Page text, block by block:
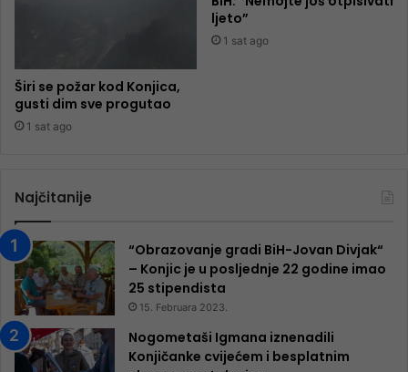
Širi se požar kod Konjica,
gusti dim sve progutao
1 sat ago
ljeto”
1 sat ago
Najčitanije
“Obrazovanje gradi BiH-Jovan Divjak“
– Konjic je u posljednje 22 godine imao
25 ​​stipendista
15. Februara 2023.
Nogometaši Igmana iznenadili
Konjičanke cvijećem i besplatnim